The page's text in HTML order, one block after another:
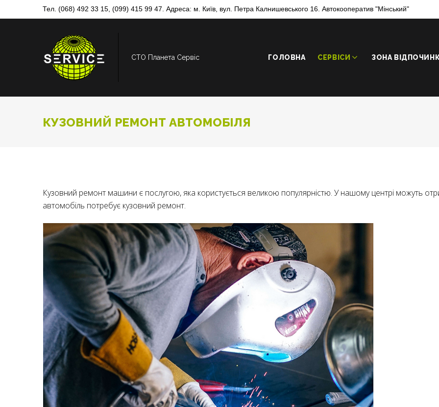
to
Тел. (068) 492 33 15 (099) 415 99 47 . Адреса: м. Київ, вул. Петра Калнишевського 16. Автокооператив "Мінський"
СТО Планета Сервіс ГОЛОВНА СЕРВІСИ ЗОНА
КУЗОВНИЙ РЕМОНТ АВТОМОБІЛЯ
КУЗОВНИЙ
РЕМОНТ
АВТОМОБІЛЯ
Кузовний ремонт машини є послугою, яка користується великою популярністю. У нашому центрі можуть
автомобіль потребує кузовний ремонт.